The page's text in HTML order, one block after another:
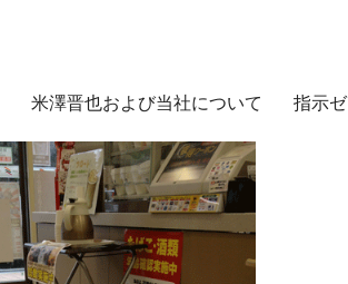
米澤晋也および当社について 指示